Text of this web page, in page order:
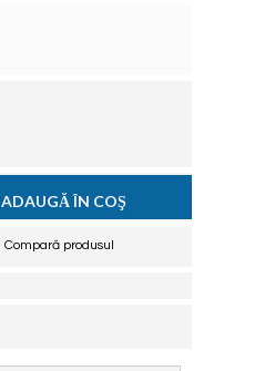
ADAUGĂ ÎN COŞ
Compară produsul